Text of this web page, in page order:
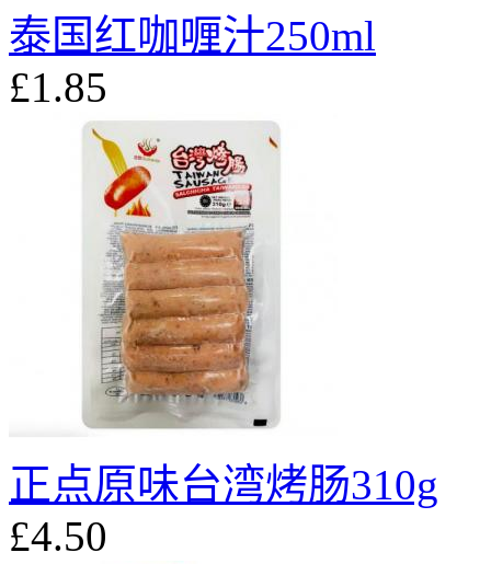
泰国红咖喱汁250ml
£1.85
正点原味台湾烤肠310g
£4.50